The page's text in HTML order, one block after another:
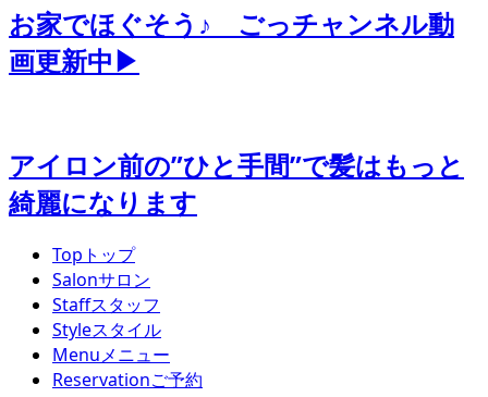
お家でほぐそう♪ ごっチャンネル動
画更新中▶
アイロン前の”ひと手間”で髪はもっと
綺麗になります
Top トップ
Salonサロン
Staffスタッフ
Styleスタイル
Menuメニュー
Reservationご予約